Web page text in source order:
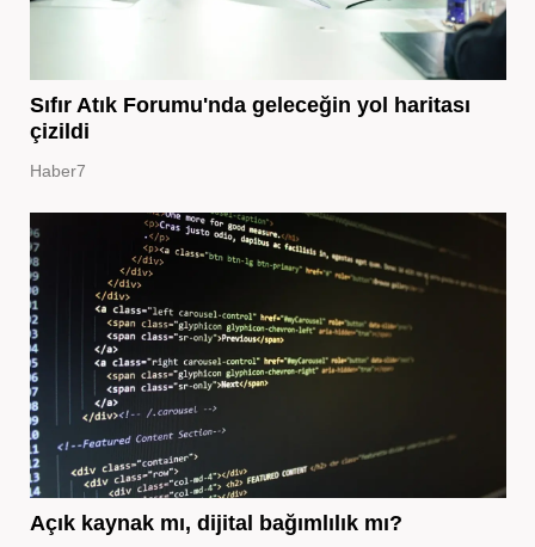
Sıfır Atık Forumu'nda geleceğin yol haritası
çizildi
Haber7
Açık kaynak mı, dijital bağımlılık mı?